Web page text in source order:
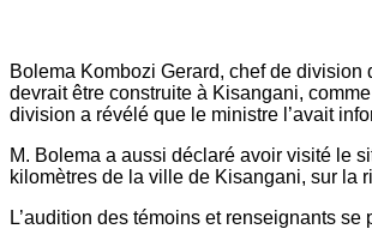
Bolema Kombozi Gerard, chef de
devrait être construite à Kisangani,
division a révélé que le ministre l’avait
M. Bolema a aussi déclaré avoir visité le
kilomètres de la ville de Kisangani, sur la
L’audition des témoins et renseignants